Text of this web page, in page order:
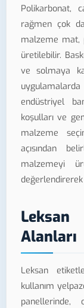
Polikarbonat,
rağmen çok
malzeme mat,
üretilebilir.
ve solmaya
endüstriyel
koşulları ve
malzeme
açısından
malzemeyi
değerlendirerek
Alanları
Leksan
kullanım
panellerinde,